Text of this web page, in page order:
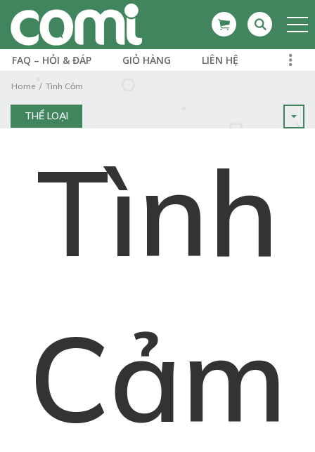
FAQ – HỎI & ĐÁP GIỎ HÀNG LIÊN HỆ
Home Tình Cảm
THỂ LOẠI
Tình
Cảm